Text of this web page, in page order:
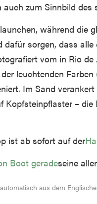
zum Sinnbild
während die
sorgen, dass
vom in Rio
leuchtenden
Im Sand
Kopfsteinpflaster –
ist ab sofort auf der
Boot geradeseine
aus dem